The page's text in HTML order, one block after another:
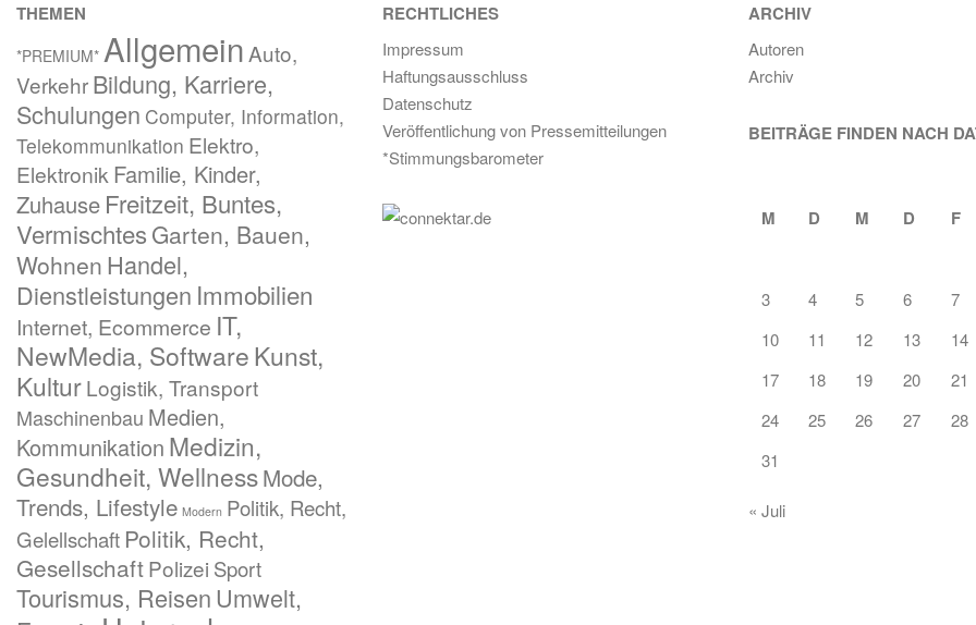
THEMEN
*PREMIUM* Allgemein Auto,
VerkehrBildung, Karriere,
Schulungen Computer, Information,
Telekommunikation Elektro,
Elektronik Familie, Kinder,
Zuhause Freitzeit, Buntes,
Vermischtes Garten, Bauen,
Wohnen Handel,
Dienstleistungen Immobilien
Internet, Ecommerce IT,
NewMedia, SoftwareKunst,
KulturLogistik, Transport
Maschinenbau Medien,
Kommunikation Medizin,
Gesundheit, WellnessMode,
Trends, Lifestyle Modern Politik, Recht,
Gelellschaft Politik, Recht,
GesellschaftPolizei Sport
Tourismus, Reisen Umwelt,
RECHTLICHES
Impressum
Haftungsausschluss
Datenschutz
Veröffentlichung von Pressemitteilungen
*Stimmungsbarometer
ARCHIV
Autoren
Archiv
BEITRÄGE FINDEN NACH
M D M D F
3 4 5 6
7
10
11 12 13
14
17
18 19 20
21
24
25 26 27
28
31
« Juli